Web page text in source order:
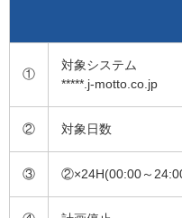
①
対象システム
*****.j-motto.co.jp
② 対象日数
③ ②×24H(00:00～